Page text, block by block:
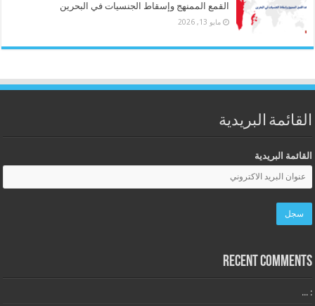
القمع الممنهج وإسقاط الجنسيات في البحرين
مايو 13, 2026
القائمة البريدية
القائمة البريدية
Recent Comments
: ...